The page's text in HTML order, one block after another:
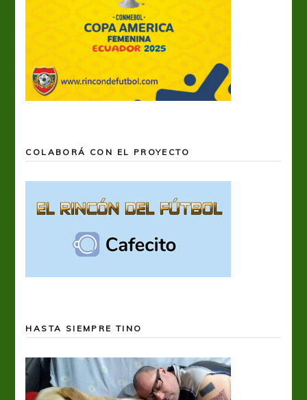
COLABORÁ CON EL PROYECTO
HASTA SIEMPRE TINO